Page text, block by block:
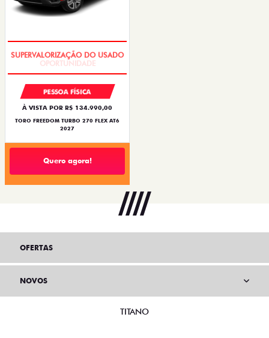
PESSOA FÍSICA
À VISTA POR R$ 134.990,00
TORO FREEDOM TURBO 270 FLEX AT6
2027
Quero agora!
OFERTAS
NOVOS
TITANO